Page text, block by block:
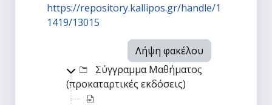
https://repository.kallipos.gr/handle/1
1419/13015
Λήψη φακέλου
Σύγγραμμα Μαθήματος
(προκαταρτικές εκδόσεις)